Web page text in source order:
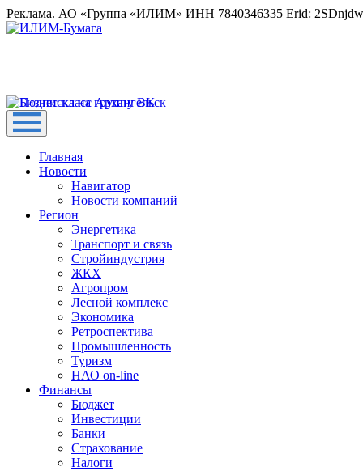
Реклама. АО «Группа «ИЛИМ» ИНН 7840346335 Erid:
Главная
Новости
Навигатор
Новости компаний
Регион
Энергетика
Транспорт и связь
Стройиндустрия
ЖКХ
Агропром
Лесной комплекс
Экономика
Ретроспектива
Промышленность
Туризм
НАО on-line
Финансы
Бюджет
Инвестиции
Банки
Страхование
Налоги